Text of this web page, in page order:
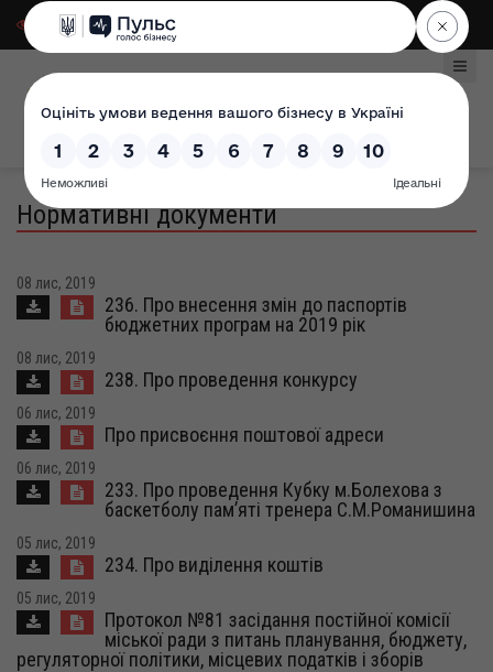
Для слабозорих|
Нормативні документи
08 лис, 2019
236. Про внесення змін до паспортів
бюджетних програм на 2019 рік
08 лис, 2019
238. Про проведення конкурсу
06 лис, 2019
Про присвоєння поштової адреси
06 лис, 2019
233. Про проведення Кубку м.Болехова з
баскетболу пам’яті тренера С.М.Романишина
05 лис, 2019
234. Про виділення коштів
05 лис, 2019
Протокол №81 засідання постійної комісії
міської ради з питань планування, бюджету,
регуляторної політики, місцевих податків і зборів